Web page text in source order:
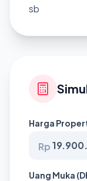
sb
Harga
Rp
Uang Muka